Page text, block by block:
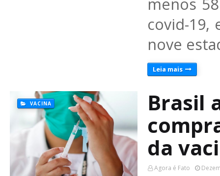
covid-19,
nove
Leia mais
VACINA
Brasil
da
Agora é Fato